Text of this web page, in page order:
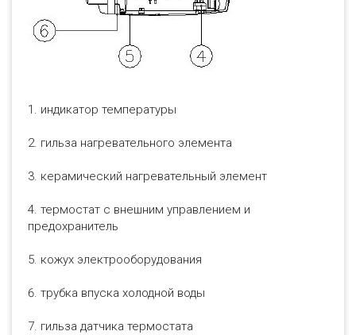
1. индикатор температуры
2. гильза нагревательного элемента
3. керамический нагревательный элемент
4. термостат с внешним управлением и
предохранитель
5. кожух электрооборудования
6. трубка впуска холодной воды
7. гильза датчика термостата